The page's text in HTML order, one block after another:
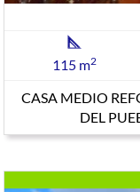
115 m2
CASA MEDIO
DEL